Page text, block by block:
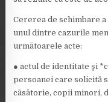
Cererea de schimbare
unul dintre cazurile
următoarele acte:
● actul de identitate şi
persoanei care solicită
căsătorie, copii minori,